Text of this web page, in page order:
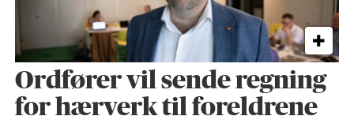
Ordfører vil sende regning
for hærverk til foreldrene